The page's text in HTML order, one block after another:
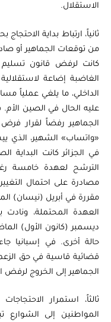
الاستقلال.
ثانياً، ارتباط بداية
من توقعات الجماهير أو
كانت لرفض قانون تسليم
الغاضبة إضاعة
الداخلي، ما يلغي عملياً
عليه الحال في الصين
الجماهير رفضاً لقرار
«واتساب» الشهير، الذي
في الجزائر كانت البداية
الترشح لعهدة خامسة رغم
مصادرة على احتمال التغيير
مقررة في أبريل (نيسان)
العهدة المحتملة، ونادت
ديسمبر (كانون الأول)
حالة أخرى. في إسبانيا
قضائية قاسية في حق
الجماهير إلى الخروج لرفض
ثالثاً، استمرار
المواطنين إلى الشوارع